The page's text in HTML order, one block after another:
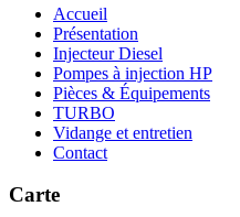
Accueil
Présentation
Injecteur Diesel
Pompes à injection HP
Pièces & Équipements
TURBO
Vidange et entretien
Contact
Carte